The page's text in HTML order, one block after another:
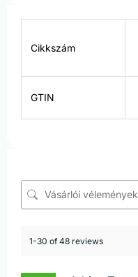
Cikkszám
GTIN
1-30 of 48 reviews